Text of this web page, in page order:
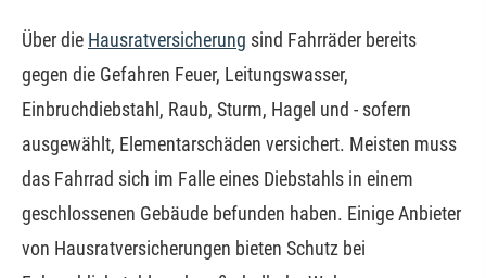
Über die Haus­rat­ver­si­che­rung sind Fahrräder bereits
gegen die Gefahren Feuer, Leitungswasser,
Einbruchdiebstahl, Raub, Sturm, Hagel und - sofern
ausgewählt, Elementarschäden versichert. Meisten muss
das Fahrrad sich im Falle eines Diebstahls in einem
geschlossenen Gebäude befunden haben. Einige Anbieter
von Haus­rat­ver­si­che­rungen bieten Schutz bei